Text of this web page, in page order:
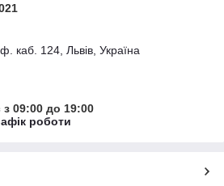
каб. 124, Львів, Україна
09:00 до 19:00
роботи